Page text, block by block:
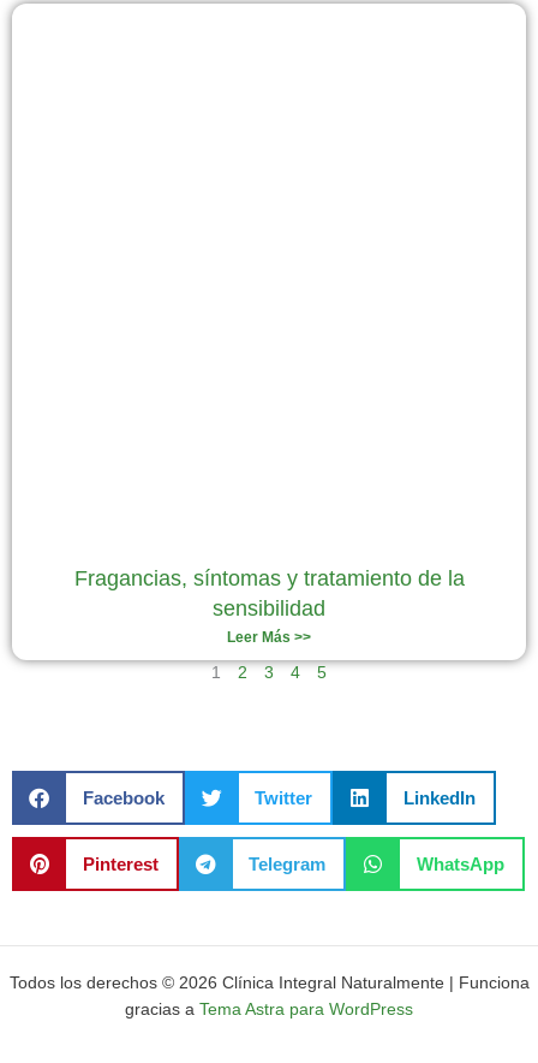
Fragancias, síntomas y tratamiento de la
sensibilidad
Leer Más >>
1 2 3 4 5
Facebook Twitter LinkedIn
Pinterest Telegram WhatsApp
Todos los derechos © 2026 Clínica Integral Naturalmente | Funciona
gracias a Tema Astra para WordPress